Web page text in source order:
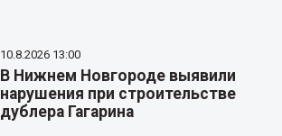
10.8.2026 13:00
В Нижнем Новгороде выявили
нарушения при строительстве
дублера Гагарина